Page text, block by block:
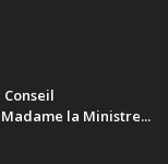
Madame la Ministre...